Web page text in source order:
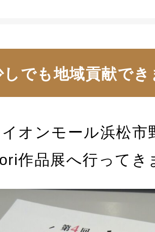
しでも地域貢献で
オンモール浜松市
作品展へ行ってき